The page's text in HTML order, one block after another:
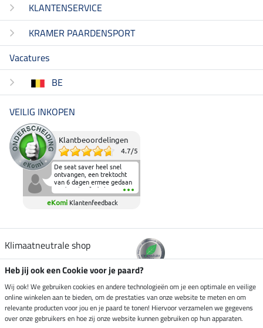
KLANTENSERVICE
KRAMER PAARDENSPORT
Vacatures
BE
VEILIG INKOPEN
Klantbeoordelingen
4.7/5
De seat saver heel snel
ontvangen, een trektocht
van 6 dagen ermee gedaan
en deze heeft de beproeving
fantastisch doorstaan.
Heerlijk zacht om op te
elkaar in het zadel.
eKomi Klantenfeedback
Klimaatneutrale shop
Verzending per
Heb jij ook een Cookie voor je paard?
Wij ook! We gebruiken cookies en andere technologieën om je een optimale en veilige
online winkelen aan te bieden, om de prestaties van onze website te meten en om
relevante producten voor jou en je paard te tonen! Hiervoor verzamelen we gegevens
over onze gebruikers en hoe zij onze website kunnen gebruiken op hun apparaten.